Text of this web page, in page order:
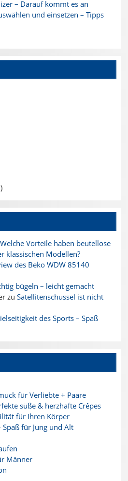
– Darauf kommt es an
und einsetzen – Tipps
Welche Vorteile haben beutellose
klassischen Modellen?
des Beko WDW 85140
bügeln – leicht gemacht
zu Satellitenschüssel ist nicht
des Sports – Spaß
für Verliebte + Paare
süße & herzhafte Crêpes
für Ihren Körper
für Jung und Alt
Männer